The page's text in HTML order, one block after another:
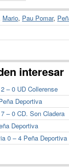
Mario, Pau Pomar,
interesar
– 0 UD Collerense
Deportiva
– 0 CD. Son Cladera
Deportiva
0 – 4 Peña Deportiva